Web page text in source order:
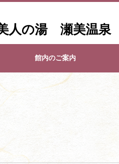
人の湯 瀬美温泉
館内のご案内